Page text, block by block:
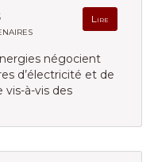
Lire
négocient
d’électricité et de
à-vis des